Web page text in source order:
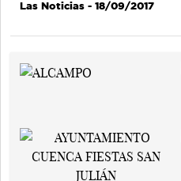
Las Noticias - 18/09/2017